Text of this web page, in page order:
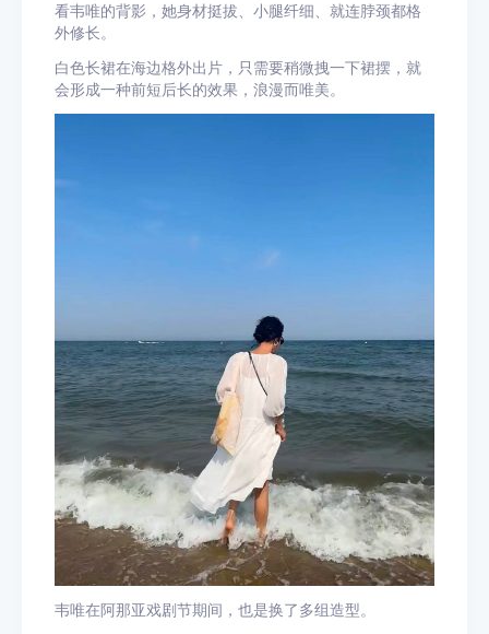
看韦唯的背影，她身材挺拔、小腿纤细、就连脖颈都格
外修长。
白色长裙在海边格外出片，只需要稍微拽一下裙摆，就
会形成一种前短后长的效果，浪漫而唯美。
韦唯在阿那亚戏剧节期间，也是换了多组造型。